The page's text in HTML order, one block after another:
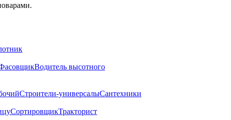
Водитель высотного
Строители-универсалыСантехники
СортировщикТракторист